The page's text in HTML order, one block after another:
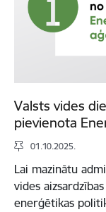
Valsts vides
pievienota
01.10.2025.
Lai mazinātu
vides
enerģētikas